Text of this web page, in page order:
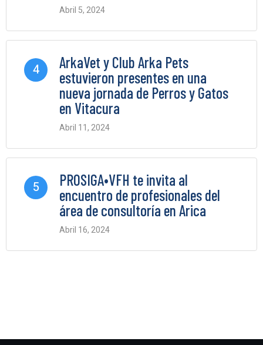
Abril 5, 2024
4
ArkaVet y Club Arka Pets
estuvieron presentes en una
nueva jornada de Perros y Gatos
en Vitacura
Abril 11, 2024
5
PROSIGA•VFH te invita al
encuentro de profesionales del
área de consultoría en Arica
Abril 16, 2024